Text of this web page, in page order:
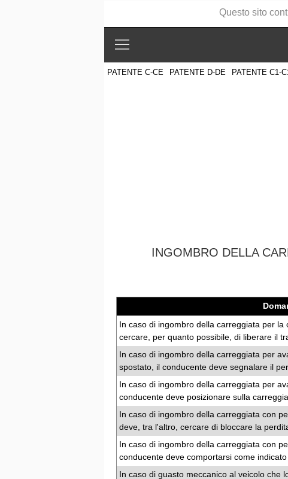
PATENTE C-CE PATENTE D-DE PATENTE C1-
INGOMBRO DELLA
In caso di ingombro della carreggiata per
cercare, per quanto possibile, di liberare il
In caso di ingombro della carreggiata per
spostato, il conducente deve segnalare il
In caso di ingombro della carreggiata per
conducente deve posizionare sulla
In caso di ingombro della carreggiata con
deve, tra l'altro, cercare di bloccare la
In caso di ingombro della carreggiata con
conducente deve comportarsi come
In caso di guasto meccanico al veicolo che
Questo sito